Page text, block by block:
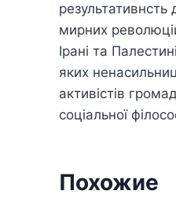
мирних
Ірані та
яких
активістів
соціальної
Похожие